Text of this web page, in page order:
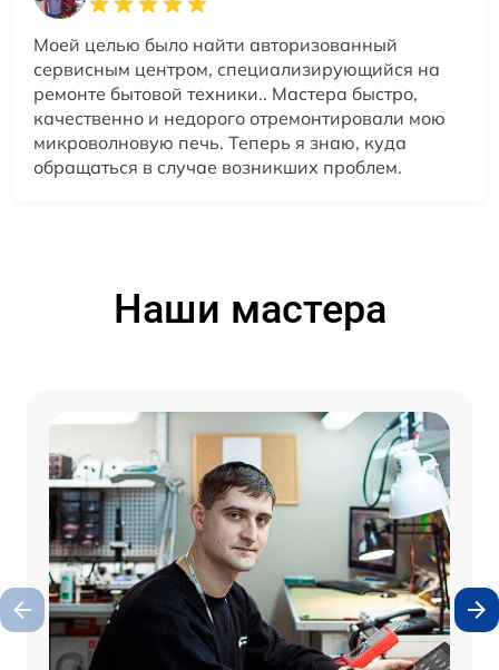
Моей целью было найти авторизованный
сервисным центром, специализирующийся на
ремонте бытовой техники.. Мастера быстро,
качественно и недорого отремонтировали мою
микроволновую печь. Теперь я знаю, куда
обращаться в случае возникших проблем.
Наши мастера